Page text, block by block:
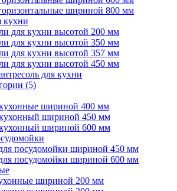
шириной 800 мм
кухни
для кухни высотой 200 мм
для кухни высотой 350 мм
для кухни высотой 357 мм
для кухни высотой 450 мм
для кухни
(5)
шириной 400 мм
шириной 450 мм
шириной 600 мм
посудомойки шириной 450 мм
посудомойки шириной 600 мм
шириной 200 мм